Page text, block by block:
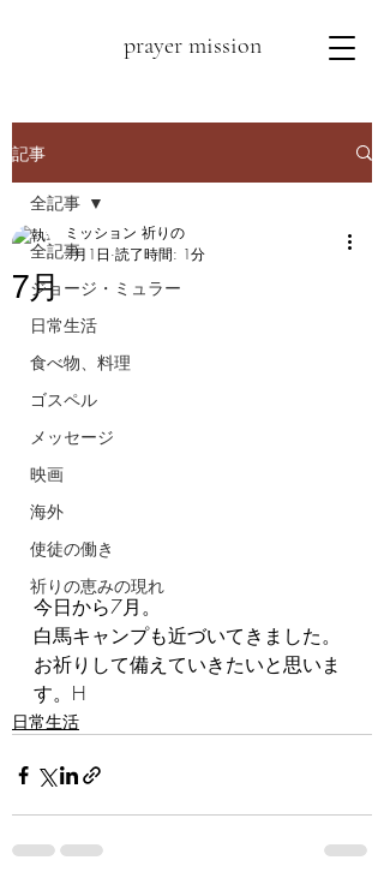
prayer mission
記事
全記事
ジョージ・ミュラー
日常生活
食べ物、料理
ゴスペル
メッセージ
映画
海外
使徒の働き
祈りの恵みの現れ
全記事
7月
ミッション 祈りの
7月1日 読了時間: 1分
今日から7月。
白馬キャンプも近づいてきました。
お祈りして備えていきたいと思いま
す。H
日常生活